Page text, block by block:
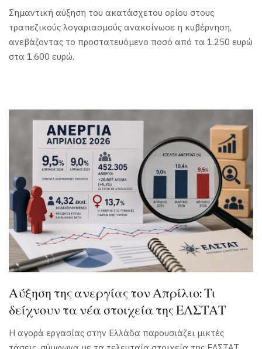
Σημαντική αύξηση του ακατάσχετου ορίου στους
τραπεζικούς λογαριασμούς ανακοίνωσε η κυβέρνηση,
ανεβάζοντας το προστατευόμενο ποσό από τα 1.250 ευρώ
στα 1.600 ευρώ.
Αύξηση της ανεργίας τον Απρίλιο: Τι
δείχνουν τα νέα στοιχεία της ΕΛΣΤΑΤ
Η αγορά εργασίας στην Ελλάδα παρουσιάζει μικτές